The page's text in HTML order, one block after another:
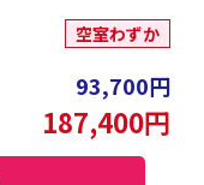
空室わずか
93,700円
187,400円